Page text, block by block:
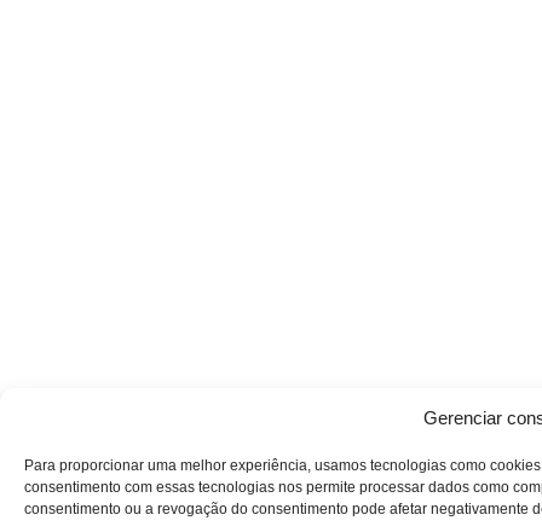
Gerenciar
Para proporcionar uma melhor experiência, usamos tecnologias como
consentimento com essas tecnologias nos permite processar dados como
consentimento ou a revogação do consentimento pode afetar negativamente